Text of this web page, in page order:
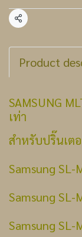
แชร์
Product
SAMSUNG
เท่า
สำหรับปริ๊นเตอ
Samsung SL-
Samsung SL-
Samsung SL-